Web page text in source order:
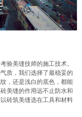
验美缝技师的施工技术。
质，我们选择了最稳妥的
，还是浅白的底色，都能
美缝的作用远不止防水和
砖筑美缝选在工具和材料